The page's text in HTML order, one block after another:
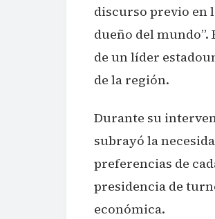
discurso previo en
dueño del
de un líder
de la región.
Durante su
subrayó la
preferencias de
presidencia de
económica.